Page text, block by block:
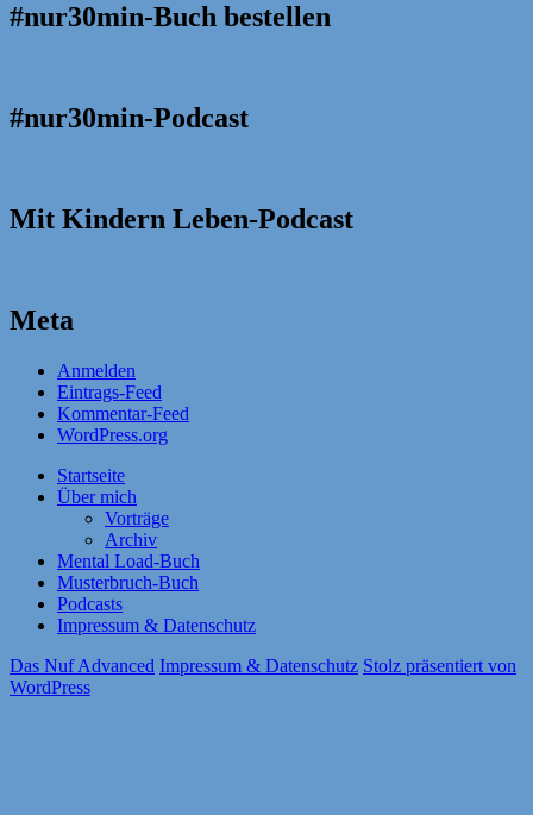
#nur30min-Buch bestellen
#nur30min-Podcast
Mit Kindern Leben-Podcast
Meta
Anmelden
Eintrags-Feed
Kommentar-Feed
WordPress.org
Startseite
Über mich
Vorträge
Archiv
Mental Load-Buch
Musterbruch-Buch
Podcasts
Impressum & Datenschutz
Das Nuf Advanced Impressum & Datenschutz Stolz präsentiert von
WordPress